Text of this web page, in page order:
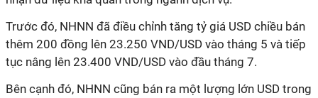
Trước đó, NHNN đã điều chỉnh tăng tỷ giá USD chiều bán
thêm 200 đồng lên 23.250 VND/USD vào tháng 5 và tiếp
tục nâng lên 23.400 VND/USD vào đầu tháng 7.
Bên cạnh đó, NHNN cũng bán ra một lượng lớn USD trong